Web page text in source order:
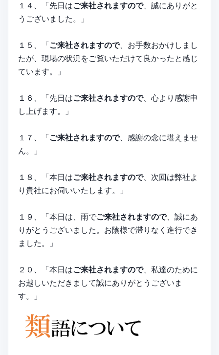
１４、「先日はご来社されますので、誠にありがと
うございました。」
１５、「ご来社されますので、お手数おかけしまし
たが、現場の状況をご覧いただけて良かったと感じ
ています。」
１６、「先日はご来社されますので、心より感謝申
し上げます。」
１７、「ご来社されますので、感謝の念に堪えませ
ん。」
１８、「本日はご来社されますので、次回は弊社よ
り貴社にお伺いいたします。」
１９、「本日は、雨でご来社されますので、誠にあ
りがとうございました。お陰様で滞りなく進行でき
ました。」
２０、「本日はご来社されますので、私達のために
お越しいただきまして誠にありがとうございま
す。」